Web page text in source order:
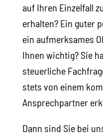
auf Ihren Einzelfall
erhalten? Ein guter
ein aufmerksames
Ihnen wichtig? Sie
steuerliche
stets von einem
Ansprechpartner
Dann sind Sie bei